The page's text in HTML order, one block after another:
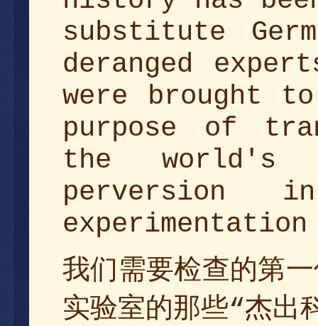
substitute
deranged
were brought
purpose of
the world's
perversion
我们需要检查的第
实验室的那些“杰出